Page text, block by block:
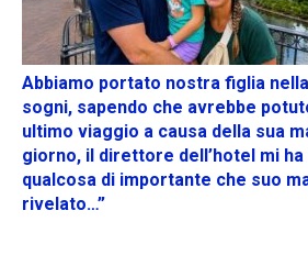
Abbiamo portato nostra figlia
sogni, sapendo che avrebbe
ultimo viaggio a causa della sua
giorno, il direttore dell’hotel mi ha
qualcosa di importante che suo
rivelato…”